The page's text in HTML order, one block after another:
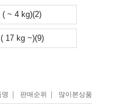
( ~ 4 kg)(2)
17 kg ~)(9)
명 판매순위 많이본상품